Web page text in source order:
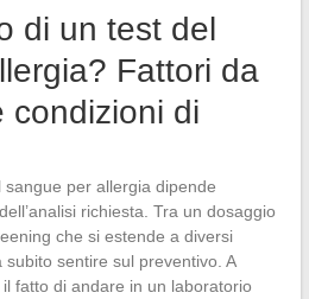
di un test del
Fattori da
condizioni di
per allergia dipende
richiesta. Tra un dosaggio
che si estende a diversi
sentire sul preventivo. A
fatto di andare in un laboratorio